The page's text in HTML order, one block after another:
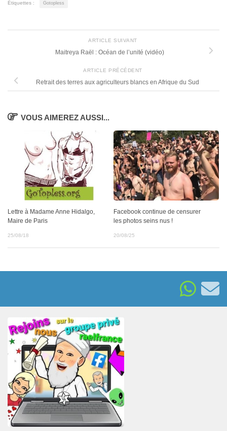
Étiquettes : Gotopless
ARTICLE SUIVANT
Maitreya Raël : Océan de l’unité (vidéo)
ARTICLE PRÉCÉDENT
Retrait des terres aux agriculteurs blancs en Afrique du Sud
VOUS AIMEREZ AUSSI...
Lettre à Madame Anne Hidalgo,
Maire de Paris
25/08/18
Facebook continue de censurer
les photos seins nus !
20/08/25